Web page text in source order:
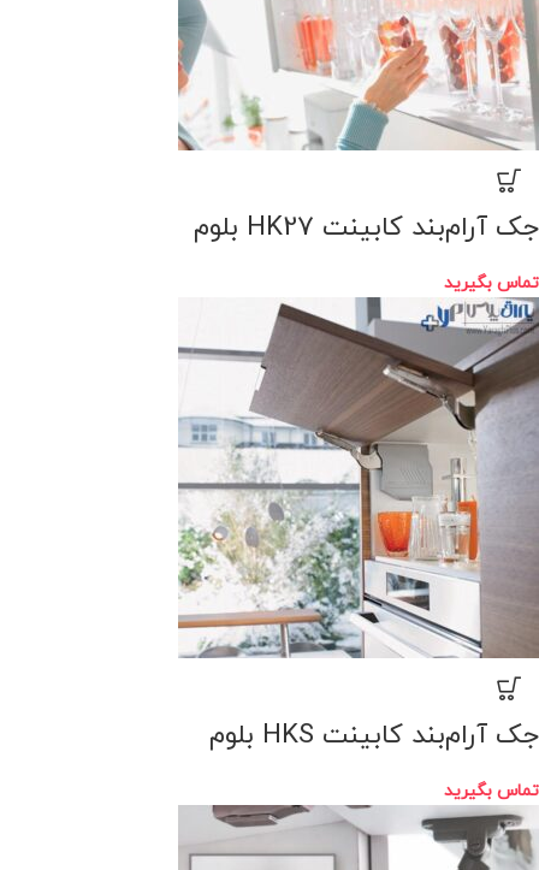
جک آرام‌بند کابینت HK27 بلوم
تماس بگیرید
جک آرام‌بند کابینت HKS بلوم
تماس بگیرید